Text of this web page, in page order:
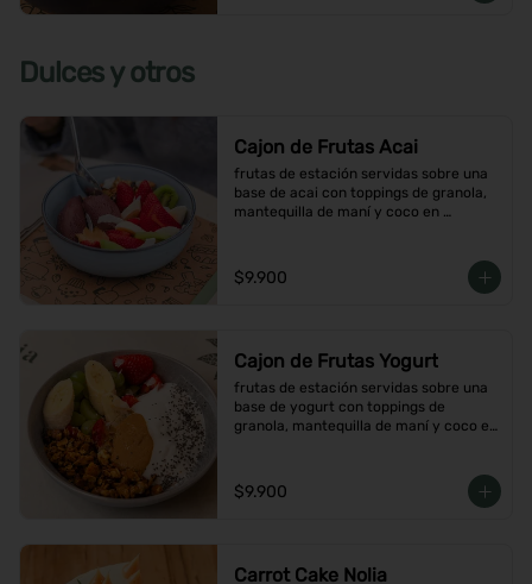
Dulces y otros
Cajon de Frutas Acai
frutas de estación servidas sobre una
base de acai con toppings de granola,
mantequilla de maní y coco en
$9.900
Cajon de Frutas Yogurt
frutas de estación servidas sobre una
base de yogurt con toppings de
granola, mantequilla de maní y coco en
$9.900
Carrot Cake Nolia